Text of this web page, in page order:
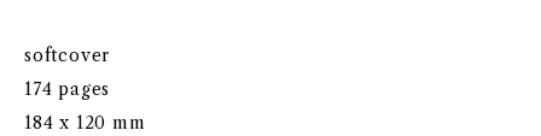
softcover
174 pages
184 x 120 mm